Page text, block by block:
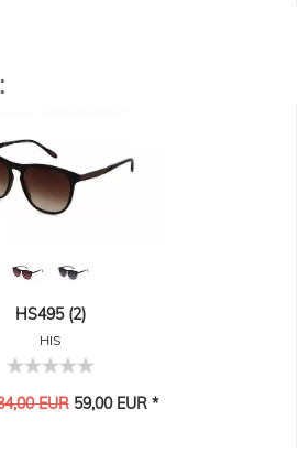
HS495 (2)
HIS
EUR59,00 EUR *